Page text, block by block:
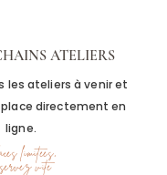
ATELIERS
les ateliers à venir et
directement en
ligne.
limitées,
vite